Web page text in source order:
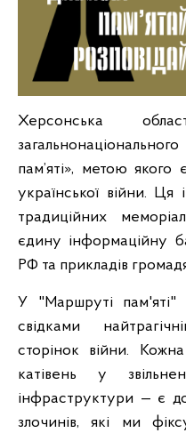
Херсонська
пам’яті», метою якого
української війни. Ця
традиційних
єдину інформаційну
РФ та прикладів
У "Маршруті пам'яті"
свідками
сторінок війни.
катівень у
інфраструктури — є
злочинів, які ми